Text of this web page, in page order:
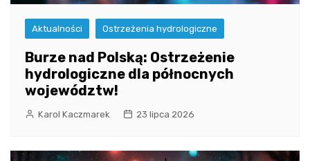
Aktualności Ostrzeżenia hydrologiczne
Burze nad Polską: Ostrzeżenie
hydrologiczne dla północnych
województw!
Karol Kaczmarek 23 lipca 2026